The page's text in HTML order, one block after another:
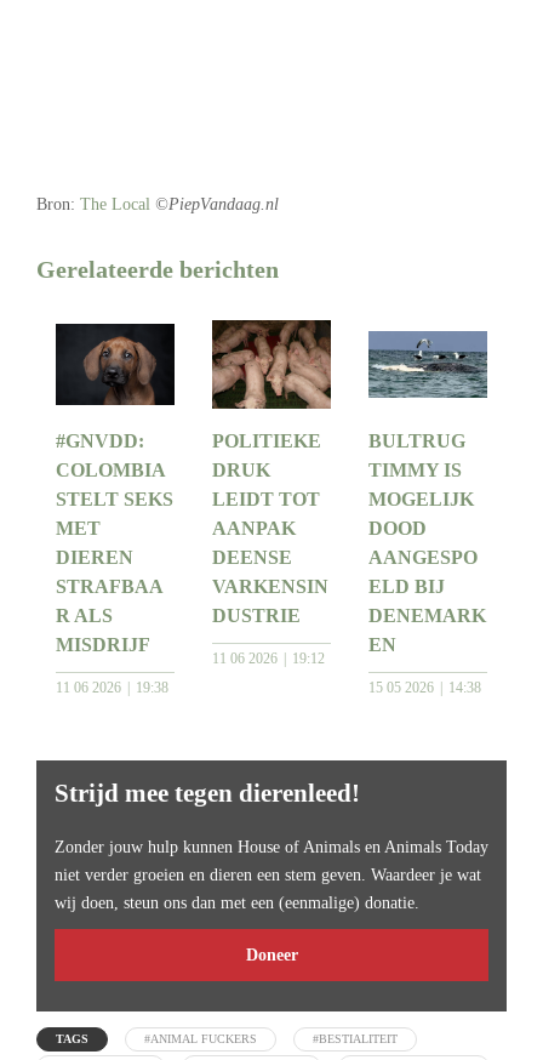
Bron: The Local ©PiepVandaag.nl
Gerelateerde berichten
#GNVDD:
COLOMBIA
STELT SEKS
MET
DIEREN
STRAFBAA
R ALS
MISDRIJF
11 06 2026 19:38
POLITIEKE
DRUK
LEIDT TOT
AANPAK
DEENSE
VARKENSIN
DUSTRIE
11 06 2026 19:12
BULTRUG
TIMMY IS
MOGELIJK
DOOD
AANGESPO
ELD BIJ
DENEMARK
EN
15 05 2026 14:38
Strijd mee tegen dierenleed!
Zonder jouw hulp kunnen House of Animals en Animals Today
niet verder groeien en dieren een stem geven. Waardeer je wat
wij doen, steun ons dan met een (eenmalige) donatie.
Doneer
TAGS #ANIMAL FUCKERS #BESTIALITEIT